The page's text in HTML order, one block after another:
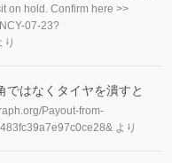
on hold. Confirm here >>
07-23?
り
ではなくタイヤを潰すと
Payout-from-
より